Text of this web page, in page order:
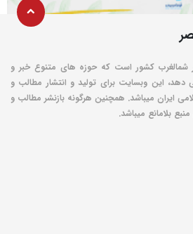
شمالغرب کشور است که حوزه های متنوع خبر و
این وبسایت برای تولید و انتشار مطالب و
ایران میباشد. همچنین هرگونه بازنشر مطالب و
بلامانع میباشد.